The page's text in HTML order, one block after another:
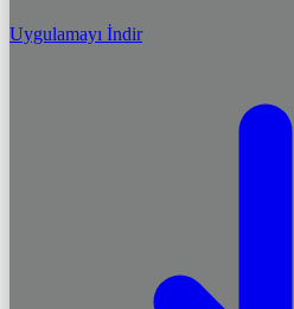
Uygulamayı İndir